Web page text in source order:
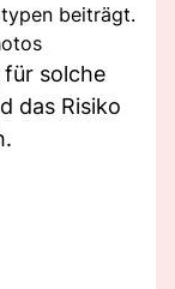
beiträgt.
für solche
das Risiko